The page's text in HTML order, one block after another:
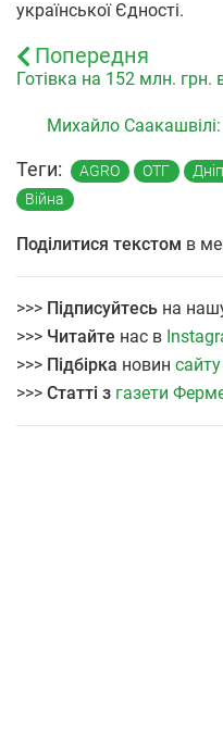
української Єдності.
Попередня
Готівка на 152 млн. грн.
Михайло Саакашвілі:
Теги: AGRO ОТГ
Війна
Поділитися текстом в
>>> Підписуйтесь на
>>> Читайте нас в
>>> Підбірка новин
>>> Статті з газети